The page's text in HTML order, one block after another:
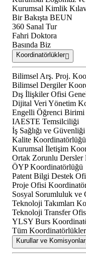
Kurumsal Kimlik
Bir Bakışta BEUN
360 Sanal Tur
Fahri Doktora
Basında Biz
Koordinatörlükler
Bilimsel Arş. Proj.
Bilimsel Dergiler
Dış İlişkiler Ofisi
Dijital Veri Yönetim
Engelli Öğrenci
IAESTE Temsilciliği
İş Sağlığı ve
Kalite Koordinatörlüğü
Kurumsal İletişim
Ortak Zorunlu Dersler
ÖYP Koordinatörlüğü
Patent Bilgi Destek
Proje Ofisi
Sosyal Sorumluluk ve
Teknoloji Takımları
Teknoloji Transfer
YLSY Burs
Tüm
Kurullar ve Komisyonlar